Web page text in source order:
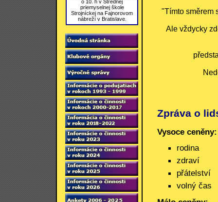
o 10. h v Strednej
priemyselnej škole
Strojníckej na Fajnorovom
nábreží v Bratislave.
"Tímto směrem
Ale vždycky
Zpráva o
Vysoce ceněny:
rodina
zdraví
přátelství
volný čas